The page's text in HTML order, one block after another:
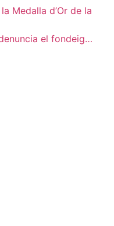
Medalla d’Or de la
el fondeig…